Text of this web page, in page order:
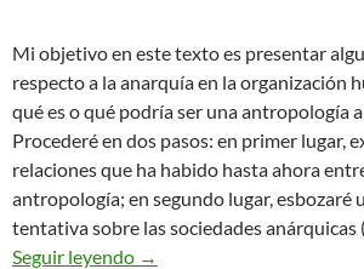
Mi objetivo en este texto es presentar
respecto a la anarquía en la organización
qué es o qué podría ser una antropología
Procederé en dos pasos: en primer lugar,
relaciones que ha habido hasta ahora
antropología; en segundo lugar, esbozaré
tentativa sobre las sociedades anárquicas
Seguir leyendo
Antropología de la anarquía
→